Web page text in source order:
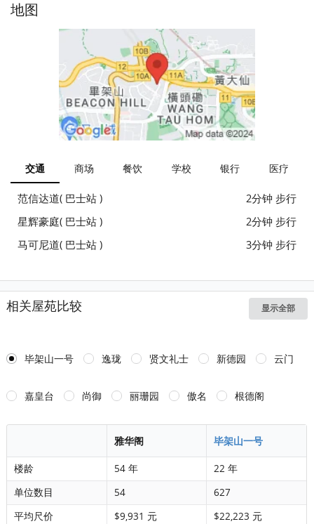
地图
交通 商场 餐饮 学校 银行 医疗
范信达道( 巴士站 )
2分钟 步行
星辉豪庭( 巴士站 )
2分钟 步行
马可尼道( 巴士站 )
3分钟 步行
相关屋苑比较 显示全部
毕架山一号 逸珑 贤文礼士 新德园 云门
嘉皇台 尚御 丽珊园 傲名 根德阁
雅华阁 毕架山一号
楼龄 54 年
22 年
单位数目
54
627
平均尺价
$9,931 元
$22,223 元